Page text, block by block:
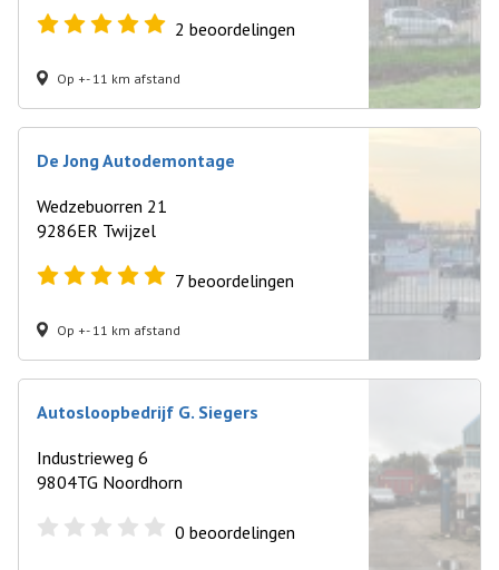
2 beoordelingen
Op +- 11 km afstand
De Jong Autodemontage
Wedzebuorren 21
9286ER Twijzel
7 beoordelingen
Op +- 11 km afstand
Autosloopbedrijf G. Siegers
Industrieweg 6
9804TG Noordhorn
0 beoordelingen